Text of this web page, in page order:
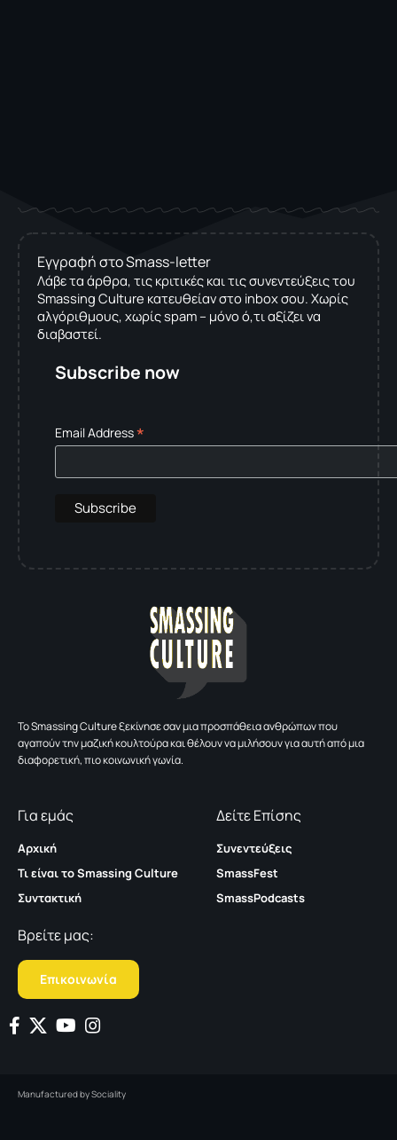
Εγγραφή στο Smass-letter
Λάβε τα άρθρα, τις κριτικές και τις συνεντεύξεις του
Smassing Culture κατευθείαν στο inbox σου. Χωρίς
αλγόριθμους, χωρίς spam – μόνο ό,τι αξίζει να
διαβαστεί.
Subscribe now
Email Address*
To Smassing Culture ξεκίνησε σαν μια προσπάθεια ανθρώπων που
αγαπούν την μαζική κουλτούρα και θέλουν να μιλήσουν για αυτή από μια
διαφορετική, πιο κοινωνική γωνία.
Για εμάς
Αρχική
Τι είναι το Smassing Culture
Συντακτική
Δείτε Επίσης
Συνεντεύξεις
SmassFest
SmassPodcasts
Βρείτε μας:
Επικοινωνία
Manufactured bySociality